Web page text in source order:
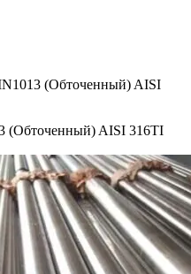
(Обточенный) AISI
(Обточенный) AISI 316TI